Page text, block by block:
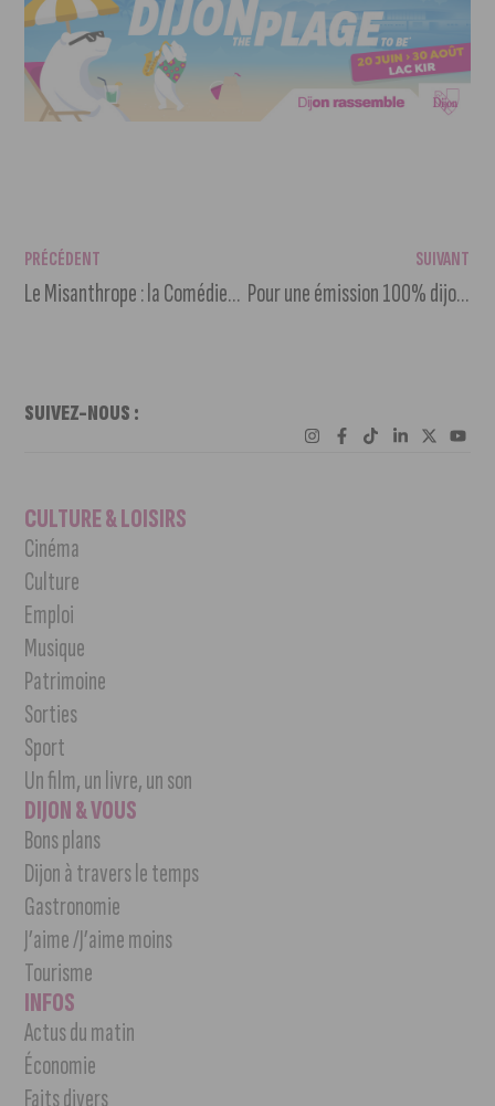
PRÉCÉDENT
Le Misanthrope : la Comédie-Française s’invite au cinéma à Dijon
SUIVANT
Pour une émission 100% dijonnaise, Sun Hits Radio recherche un(e) chroniqueur(se)
SUIVEZ-NOUS :
CULTURE & LOISIRS
Cinéma
Culture
Emploi
Musique
Patrimoine
Sorties
Sport
Un film, un livre, un son
DIJON & VOUS
Bons plans
Dijon à travers le temps
Gastronomie
J’aime /J’aime moins
Tourisme
INFOS
Actus du matin
Économie
Faits divers